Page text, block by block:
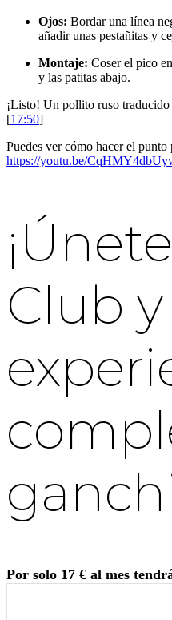
Ojos: Bordar una línea
añadir unas pestañitas y
Montaje: Coser el pico
y las patitas abajo.
¡Listo! Un pollito ruso
[17:50]
Puedes ver cómo hacer el punto
https://youtu.be/
Club
Por solo 17 € al mes